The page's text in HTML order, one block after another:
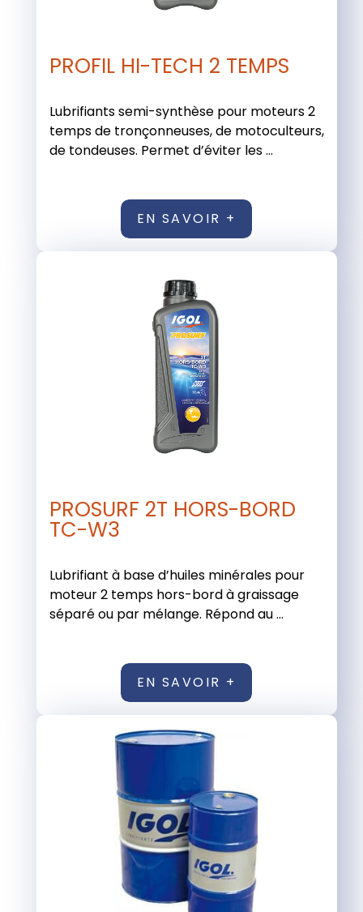
PROFIL HI-TECH 2 TEMPS
Lubrifiants semi-synthèse pour moteurs 2
temps de tronçonneuses, de motoculteurs,
de tondeuses. Permet d’éviter les ...
EN SAVOIR +
PROSURF 2T HORS-BORD
TC-W3
Lubrifiant à base d’huiles minérales pour
moteur 2 temps hors-bord à graissage
séparé ou par mélange. Répond au ...
EN SAVOIR +